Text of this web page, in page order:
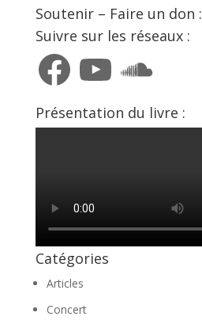
Soutenir – Faire un don :
Suivre sur les réseaux :
FacebookYouTube
Présentation du livre :
Catégories
Articles
Concert